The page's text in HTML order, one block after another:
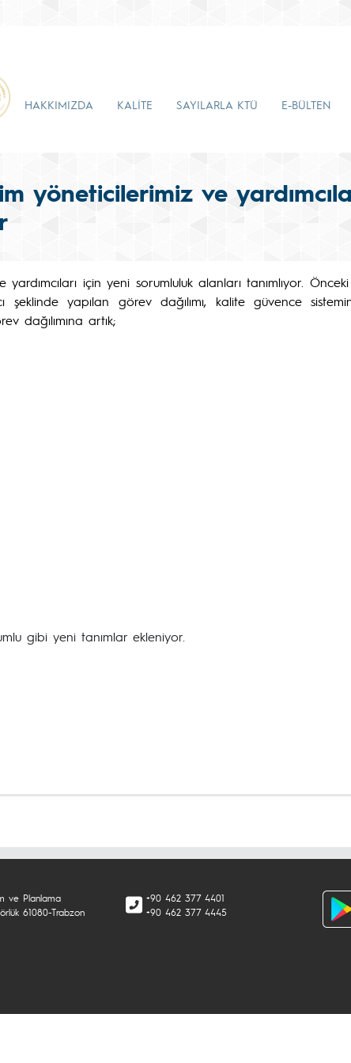
HAKKIMIZDA KALİTE SAYILARLA KTÜ E-BÜLTEN
yöneticilerimiz ve
için yeni sorumluluk alanları tanımlıyor.
şeklinde yapılan görev dağılımı, kalite güvence
dağılımına artık;
gibi yeni tanımlar ekleniyor.
ve Planlama
61080-Trabzon
+90 462 377 4401
+90 462 377 4445